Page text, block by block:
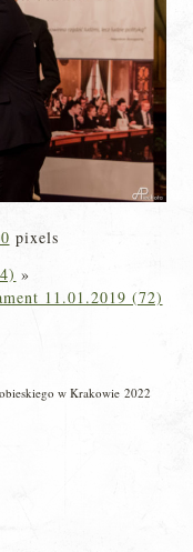
pixels
»
11.01.2019 (72)
w Krakowie 2022